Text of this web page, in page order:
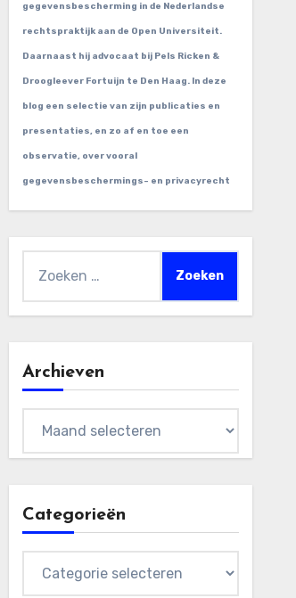
gegevensbescherming in de Nederlandse
rechtspraktijk aan de Open Universiteit.
Daarnaast hij advocaat bij Pels Ricken &
Droogleever Fortuijn te Den Haag. In deze
blog een selectie van zijn publicaties en
presentaties, en zo af en toe een
observatie, over vooral
gegevensbeschermings- en privacyrecht
naar:
Archieven
Categorieën